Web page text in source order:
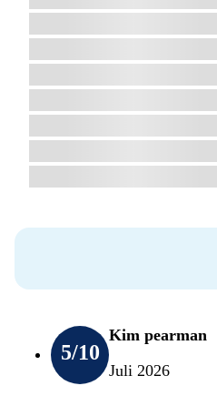
5/10
Kim pearman
Juli 2026